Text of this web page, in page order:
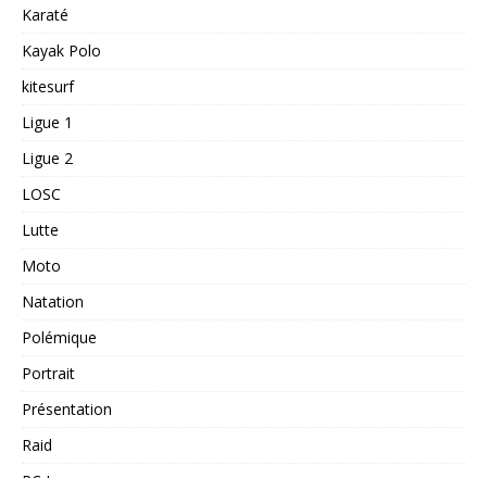
Karaté
Kayak Polo
kitesurf
Ligue 1
Ligue 2
LOSC
Lutte
Moto
Natation
Polémique
Portrait
Présentation
Raid